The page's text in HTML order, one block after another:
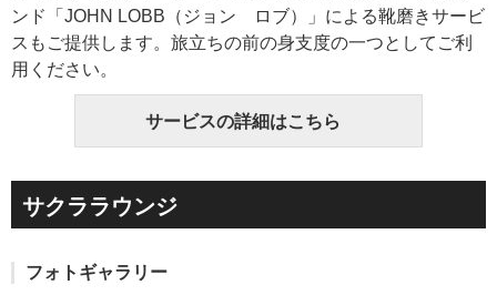
ンド「JOHN LOBB（ジョン ロブ）」による靴磨きサービ
スもご提供します。旅立ちの前の身支度の一つとしてご利
用ください。
サービスの詳細はこちら
サクララウンジ
フォトギャラリー